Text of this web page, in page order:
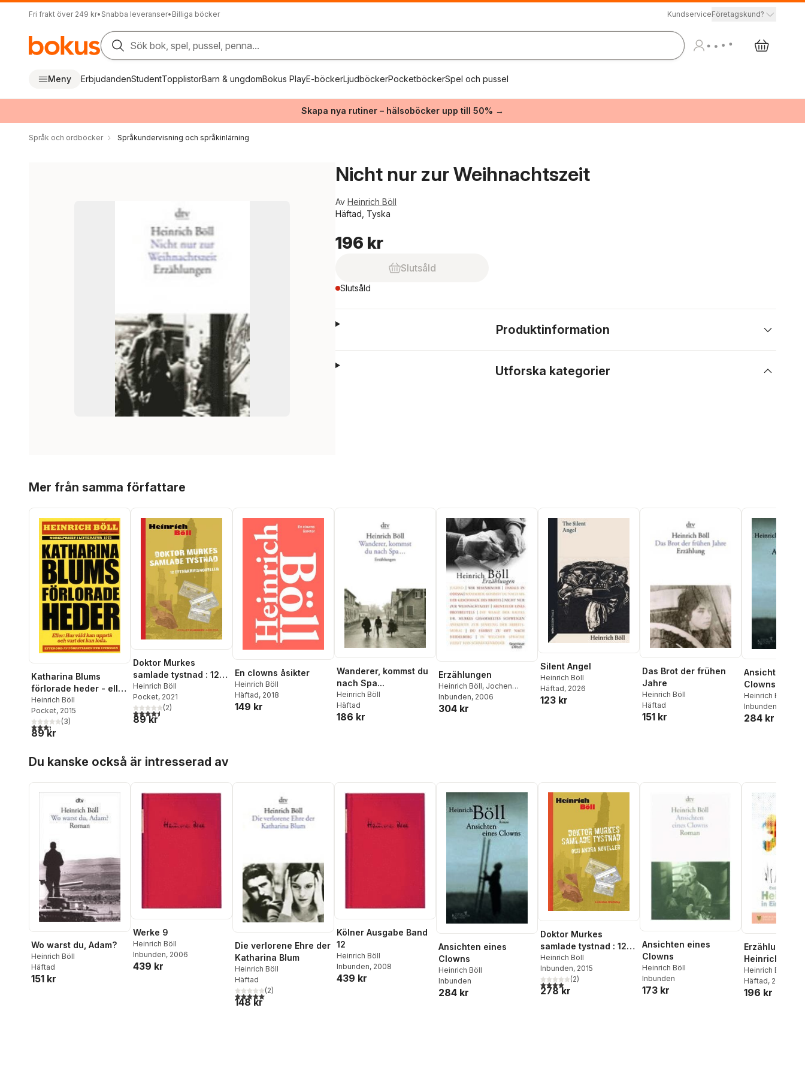
Fri frakt över 249 kr• Snabba leveranser• Billiga böcker KundserviceFöretagskund?
Sök bok, spel, pussel, penna...
Meny ErbjudandenStudentTopplistorBarn & ungdomBokus PlayE-böckerLjudböckerPocketböckerSpel och pussel
Skapa nya rutiner – hälsoböcker upp till 50% →
Språk och ordböcker Språkundervisning och språkinlärning
Nicht nur zur Weihnachtszeit
Av Heinrich Böll
Häftad, Tyska
196 kr
Slutsåld
Slutsåld
Produktinformation
Utforska kategorier
Mer från samma författare
Katharina Blums
förlorade heder - eller
: Hur våld uppstår och
vart det kan leda
Heinrich Böll
Pocket, 2015
3,3utav 5 stjärnor. Totalt antal röster:
(3)
89 kr
Doktor Murkes
samlade tystnad : 12
efterkrigsnoveller
Heinrich Böll
Pocket, 2021
4,5utav 5 stjärnor. Totalt antal röster:
(2)
89 kr
En clowns åsikter
Heinrich Böll
Häftad, 2018
149 kr
Wanderer, kommst du
nach Spa...
Heinrich Böll
Häftad
186 kr
Erzählungen
Heinrich Böll, Jochen
Schubert
Inbunden, 2006
304 kr
Silent Angel
Heinrich Böll
Häftad, 2026
123 kr
Das Brot der frühen
Jahre
Heinrich Böll
Häftad
151 kr
Ansichten
Clowns
Heinrich Böll
Inbunden
284 kr
Du kanske också är intresserad av
Wo warst du, Adam?
Heinrich Böll
Häftad
151 kr
Werke 9
Heinrich Böll
Inbunden, 2006
439 kr
Die verlorene Ehre der
Katharina Blum
Heinrich Böll
Häftad
5,0utav 5 stjärnor. Totalt antal röster:
(2)
148 kr
Kölner Ausgabe Band
12
Heinrich Böll
Inbunden, 2008
439 kr
Ansichten eines
Clowns
Heinrich Böll
Inbunden
284 kr
Doktor Murkes
samlade tystnad : 12
efterkrigsnoveller
Heinrich Böll
Inbunden, 2015
4,0utav 5 stjärnor. Totalt antal röster:
(2)
278 kr
Ansichten eines
Clowns
Heinrich Böll
Inbunden
173 kr
Erzählungen
Heinrich Böll
Heinrich Böll
Lesen Verlag
Häftad, 2019
196 kr